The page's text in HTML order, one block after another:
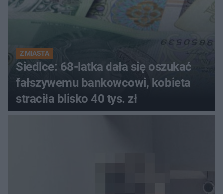
Z MIASTA
Siedlce: 68-latka dała się oszukać
fałszywemu bankowcowi, kobieta
straciła blisko 40 tys. zł